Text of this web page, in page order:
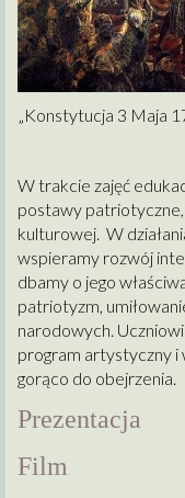
„Konstytucja 3 Maja
W trakcie zajęć
postawy
kulturowej. W
wspieramy rozwój
dbamy o jego
patriotyzm,
narodowych.
program artystyczny i
gorąco do obejrzenia.
Prezentacja
Film